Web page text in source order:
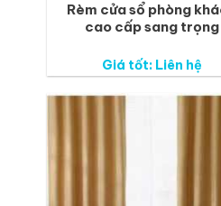
Rèm cửa sổ phòng
cao cấp sang trọng
Giá tốt: Liên hệ